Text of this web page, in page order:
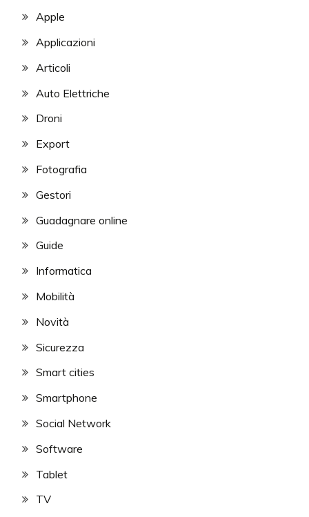
Apple
Applicazioni
Articoli
Auto Elettriche
Droni
Export
Fotografia
Gestori
Guadagnare online
Guide
Informatica
Mobilità
Novità
Sicurezza
Smart cities
Smartphone
Social Network
Software
Tablet
TV